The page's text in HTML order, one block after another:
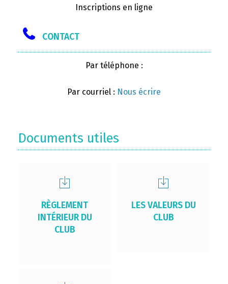
Inscriptions en ligne
CONTACT
Par téléphone :
Par courriel : Nous écrire
Documents utiles
RÈGLEMENT
INTÉRIEUR DU
CLUB
LES VALEURS DU
CLUB